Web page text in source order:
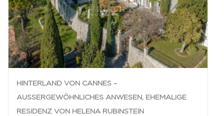
HINTERLAND VON CANNES –
AUSSERGEWÖHNLICHES ANWESEN, EHEMALIGE R
ESIDENZ VON HELENA RUBINSTEIN